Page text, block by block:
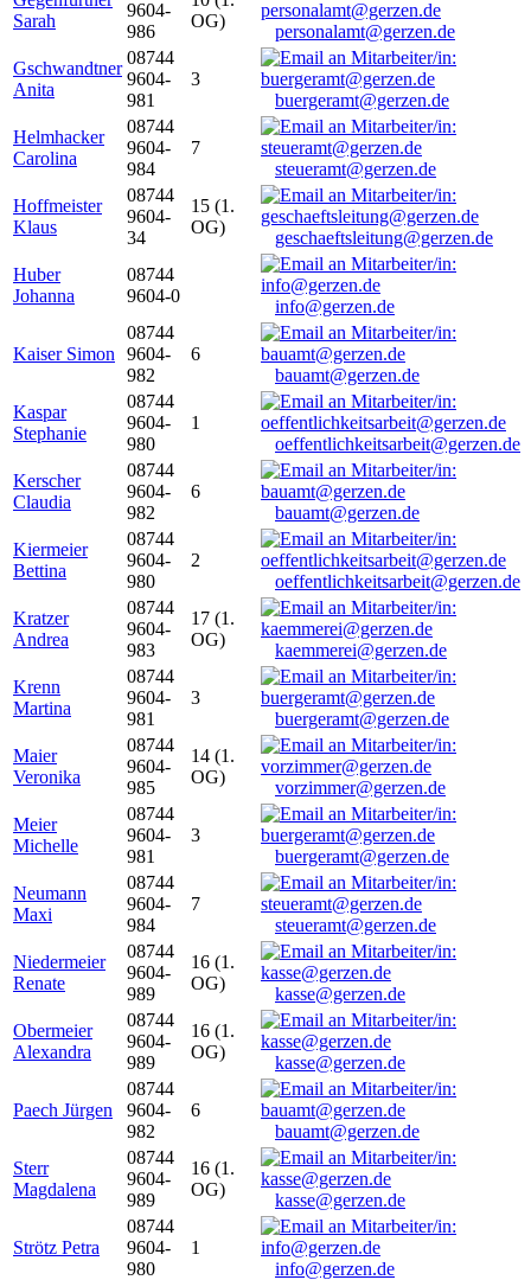
Sarah
9604-
986
OG)
personalamt@gerzen.de
Gschwandtner
Anita
08744
9604-
981
3
buergeramt@gerzen.de
Helmhacker
Carolina
08744
9604-
984
7
steueramt@gerzen.de
Hoffmeister
Klaus
08744
9604-
34
15 (1.
OG)
geschaeftsleitung@gerzen.de
Huber
Johanna
08744
9604-0
info@gerzen.de
Kaiser Simon
08744
9604-
982
6
bauamt@gerzen.de
Kaspar
Stephanie
08744
9604-
980
1
oeffentlichkeitsarbeit@gerzen.de
Kerscher
Claudia
08744
9604-
982
6
bauamt@gerzen.de
Kiermeier
Bettina
08744
9604-
980
2
oeffentlichkeitsarbeit@gerzen.de
Kratzer
Andrea
08744
9604-
983
17 (1.
OG)
kaemmerei@gerzen.de
Krenn
Martina
08744
9604-
981
3
buergeramt@gerzen.de
Maier
Veronika
08744
9604-
985
14 (1.
OG)
vorzimmer@gerzen.de
Meier
Michelle
08744
9604-
981
3
buergeramt@gerzen.de
Neumann
Maxi
08744
9604-
984
7
steueramt@gerzen.de
Niedermeier
Renate
08744
9604-
989
16 (1.
OG)
kasse@gerzen.de
Obermeier
Alexandra
08744
9604-
989
16 (1.
OG)
kasse@gerzen.de
Paech Jürgen
08744
9604-
982
6
bauamt@gerzen.de
Sterr
Magdalena
08744
9604-
989
16 (1.
OG)
kasse@gerzen.de
Strötz Petra
08744
9604-
980
1
info@gerzen.de